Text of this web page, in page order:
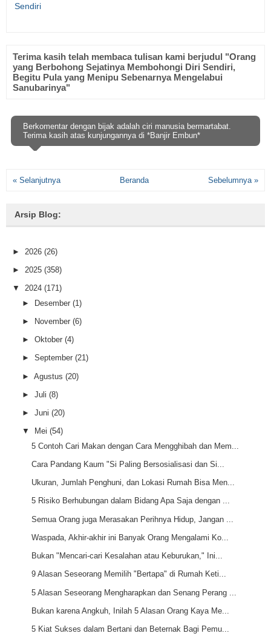
Sendiri
Terima kasih telah membaca tulisan kami berjudul "Orang
yang Berbohong Sejatinya Membohongi Diri Sendiri,
Begitu Pula yang Menipu Sebenarnya Mengelabui
Sanubarinya"
Berkomentar dengan bijak adalah ciri manusia bermartabat.
Terima kasih atas kunjungannya di *Banjir Embun*
« Selanjutnya Sebelumnya »
Beranda
Arsip Blog:
► 2026 (26)
► 2025 (358)
▼ 2024 (171)
► Desember (1)
► November (6)
► Oktober (4)
► September (21)
► Agustus (20)
► Juli (8)
► Juni (20)
▼ Mei (54)
5 Contoh Cari Makan dengan Cara Mengghibah dan Mem...
Cara Pandang Kaum "Si Paling Bersosialisasi dan Si...
Ukuran, Jumlah Penghuni, dan Lokasi Rumah Bisa Men...
5 Risiko Berhubungan dalam Bidang Apa Saja dengan ...
Semua Orang juga Merasakan Perihnya Hidup, Jangan ...
Waspada, Akhir-akhir ini Banyak Orang Mengalami Ko...
Bukan "Mencari-cari Kesalahan atau Keburukan," Ini...
9 Alasan Seseorang Memilih "Bertapa" di Rumah Keti...
5 Alasan Seseorang Mengharapkan dan Senang Perang ...
Bukan karena Angkuh, Inilah 5 Alasan Orang Kaya Me...
5 Kiat Sukses dalam Bertani dan Beternak Bagi Pemu...